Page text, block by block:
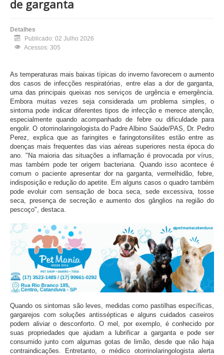
de garganta
Detalhes
Publicado: 02 Julho 2026
Acessos: 305
As temperaturas mais baixas típicas do inverno favorecem o aumento
dos casos de infecções respiratórias, entre elas a dor de garganta,
uma das principais queixas nos serviços de urgência e emergência.
Embora muitas vezes seja considerada um problema simples, o
sintoma pode indicar diferentes tipos de infecção e merece atenção,
especialmente quando acompanhado de febre ou dificuldade para
engolir. O otorrinolaringologista do Padre Albino Saúde/PAS, Dr. Pedro
Perez, explica que as faringites e faringotonsilites estão entre as
doenças mais frequentes das vias aéreas superiores nesta época do
ano. "Na maioria das situações a inflamação é provocada por vírus,
mas também pode ter origem bacteriana. Quando isso acontece é
comum o paciente apresentar dor na garganta, vermelhidão, febre,
indisposição e redução do apetite. Em alguns casos o quadro também
pode evoluir com sensação de boca seca, sede excessiva, tosse
seca, presença de secreção e aumento dos gânglios na região do
pescoço", destaca.
Quando os sintomas são leves, medidas como pastilhas específicas,
gargarejos com soluções antissépticas e alguns cuidados caseiros
podem aliviar o desconforto. O mel, por exemplo, é conhecido por
suas propriedades que ajudam a lubrificar a garganta e pode ser
consumido junto com algumas gotas de limão, desde que não haja
contraindicações. Entretanto, o médico otorrinolaringologista alerta